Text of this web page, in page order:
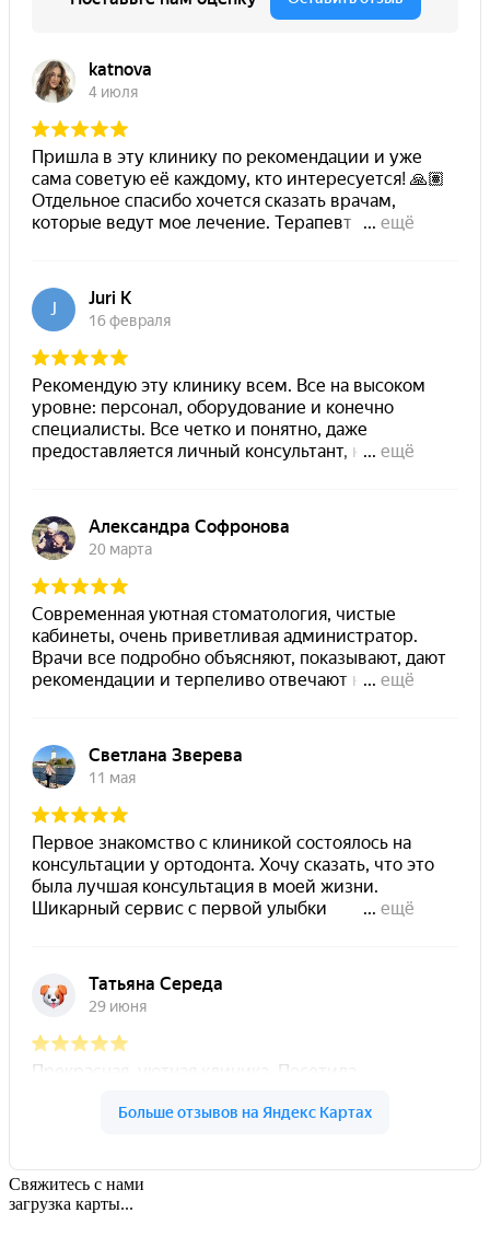
Свяжитесь с нами
загрузка карты...